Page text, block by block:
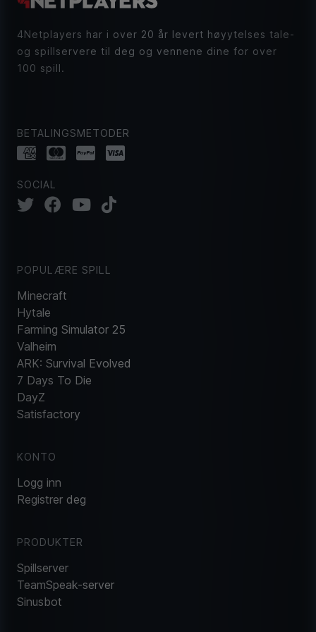
4Netplayers har i over 20 år levert høyytelses tale-
og spillservere til deg og vennene dine for over
100 spill.
BETALINGSMETODER
SOCIAL
POPULÆRE SPILL
Minecraft
Hytale
Farming Simulator 25
Valheim
ARK: Survival Evolved
7 Days To Die
DayZ
Satisfactory
KONTO
Logg inn
Registrer deg
PRODUKTER
Spillserver
TeamSpeak-server
Sinusbot